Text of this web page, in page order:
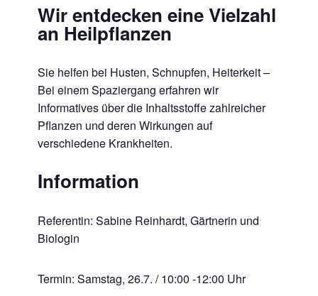
Wir entdecken eine Vielzahl
an Heilpflanzen
Sie helfen bei Husten, Schnupfen, Heiterkeit –
Bei einem Spaziergang erfahren wir
Informatives über die Inhaltsstoffe zahlreicher
Pflanzen und deren Wirkungen auf
verschiedene Krankheiten.
Information
Referentin: Sabine Reinhardt, Gärtnerin und
Biologin
Termin: Samstag, 26.7. / 10:00 -12:00 Uhr